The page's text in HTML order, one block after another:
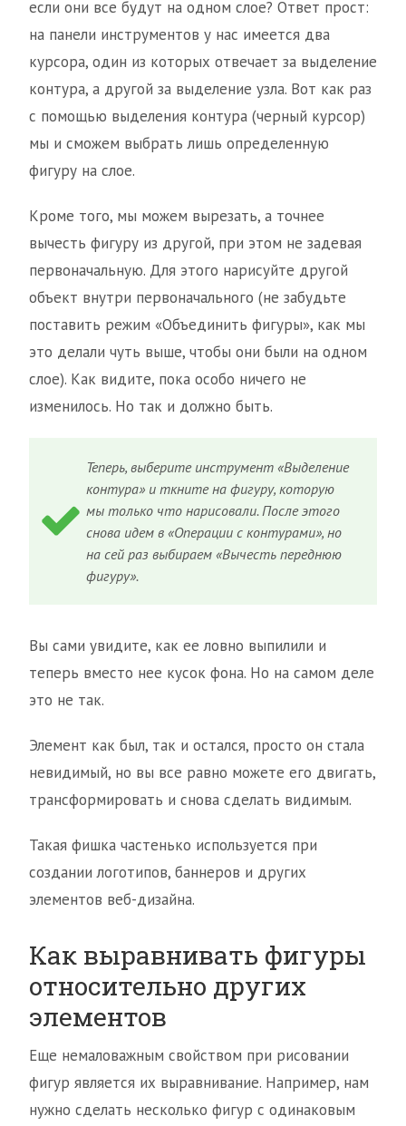
если они все будут на одном слое? Ответ прост:
на панели инструментов у нас имеется два
курсора, один из которых отвечает за выделение
контура, а другой за выделение узла. Вот как раз
с помощью выделения контура (черный курсор)
мы и сможем выбрать лишь определенную
фигуру на слое.
Кроме того, мы можем вырезать, а точнее
вычесть фигуру из другой, при этом не задевая
первоначальную. Для этого нарисуйте другой
объект внутри первоначального (не забудьте
поставить режим «Объединить фигуры», как мы
это делали чуть выше, чтобы они были на одном
слое). Как видите, пока особо ничего не
изменилось. Но так и должно быть.
Теперь, выберите инструмент «Выделение
контура» и ткните на фигуру, которую
мы только что нарисовали. После этого
снова идем в «Операции с контурами», но
на сей раз выбираем «Вычесть переднюю
фигуру».
Вы сами увидите, как ее ловно выпилили и
теперь вместо нее кусок фона. Но на самом деле
это не так.
Элемент как был, так и остался, просто он стала
невидимый, но вы все равно можете его двигать,
трансформировать и снова сделать видимым.
Такая фишка частенько используется при
создании логотипов, баннеров и других
элементов веб-дизайна.
Как выравнивать фигуры
относительно других
элементов
Еще немаловажным свойством при рисовании
фигур является их выравнивание. Например, нам
нужно сделать несколько фигур с одинаковым